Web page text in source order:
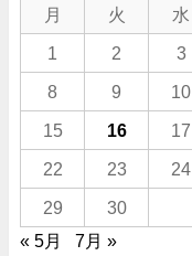
月 火 水
1 2 3
8 9 10
15 16 17
22 23 24
29
30
« 5月
7月 »